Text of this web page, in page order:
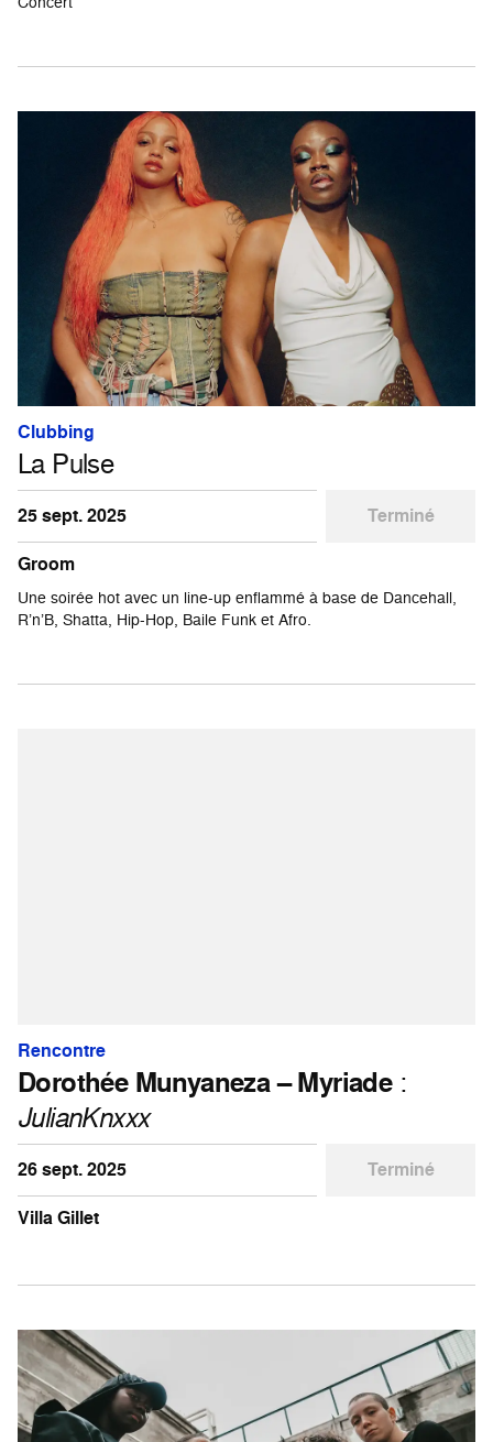
Clubbing
La Pulse
25 sept. 2025
Terminé
Groom
Une soirée hot avec un line-up enflammé à base de Dancehall,
R’n’B, Shatta, Hip-Hop, Baile Funk et Afro.
Rencontre
Dorothée Munyaneza – Myriade:
JulianKnxxx
26 sept. 2025
Terminé
Villa Gillet